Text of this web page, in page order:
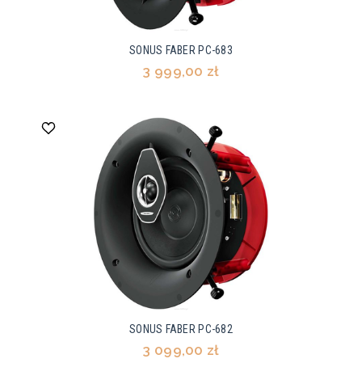
SONUS FABER PC-683
3 999,00 zł
SONUS FABER PC-682
3 099,00 zł